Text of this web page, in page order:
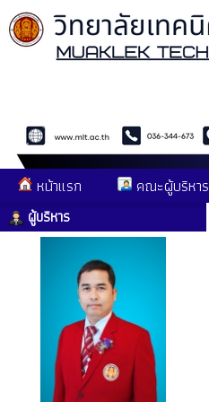
หน้าแรก คณะผู้บริหาร
ผู้บริหาร